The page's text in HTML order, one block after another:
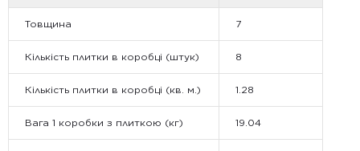
Товщина 7
Кількість плитки в коробці (штук) 8
Кількість плитки в коробці (кв. м.) 1.28
Вага 1 коробки з плиткою (кг) 19.04